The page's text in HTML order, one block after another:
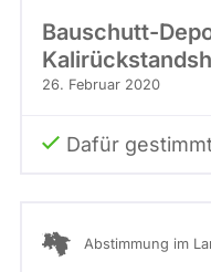
Bauschutt-
26. Februar 2020
Dafür
Abstimmung im